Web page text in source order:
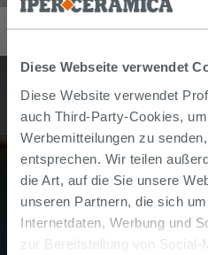
Diese Webseite verwendet
Diese Website verwendet
auch Third-Party-Cookies,
Werbemitteilungen zu
entsprechen. Wir teilen
die Art, auf die Sie unsere
unseren Partnern, die sich
Internetdaten, Werbung und
zur Bereitstellung von Social-
SPIEGEL SMILE 89x60 cm
68,90€